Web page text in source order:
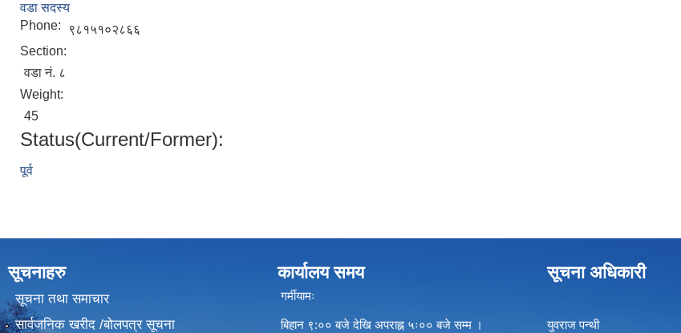
वडा सदस्य
Phone:
९८१५१०२८६६
Section:
वडा नं. ८
Weight:
45
Status(Current/Former):
पूर्व
सूचनाहरु
सूचना तथा समाचार
सार्वजनिक खरीद /बोलपत्र सूचना
कार्यालय समय
गर्मीयामः
बिहान ९:०० बजे देखि अपराह्न ५ः०० बजे सम्म ।
सूचना अधिकारी
युवराज पन्थी